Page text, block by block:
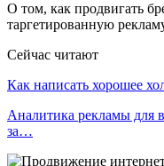
О том, как продвигать
таргетированную
Сейчас читают
Как написать хорошее
Аналитика рекламы для
за…